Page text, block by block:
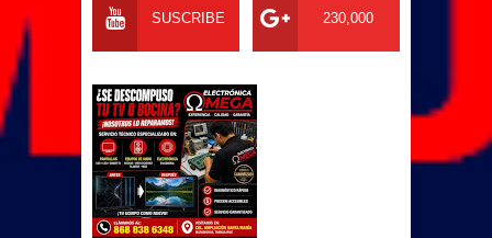
SUSCRIBE 230,000